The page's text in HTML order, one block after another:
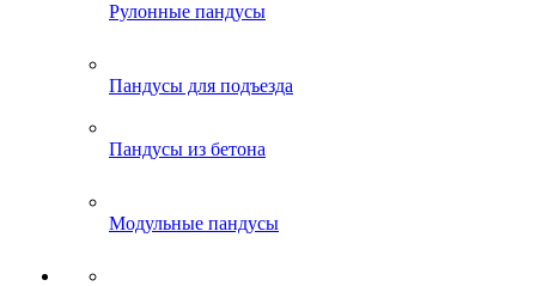
Рулонные пандусы
Пандусы для подъезда
Пандусы из бетона
Модульные пандусы